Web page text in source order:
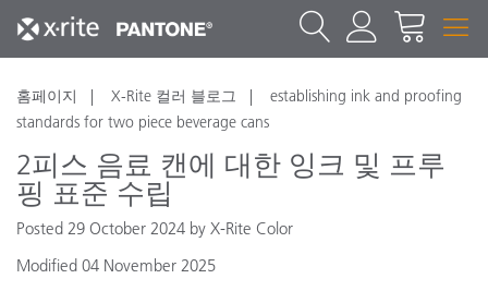
홈페이지 X-Rite 컬러 블로그
establishing ink and proofing
standards for two piece beverage cans
2피스 음료 캔에 대한 잉크 및 프루
핑 표준 수립
Posted 29 October 2024 by X-Rite Color
Modified 04 November 2025